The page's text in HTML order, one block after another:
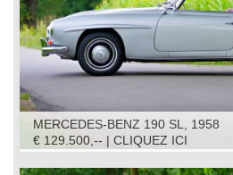
MERCEDES-BENZ 190 SL, 1958
€ 129.500,-- | CLIQUEZ ICI